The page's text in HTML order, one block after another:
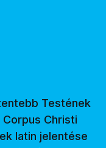
Testének
Christi
latin jelentése